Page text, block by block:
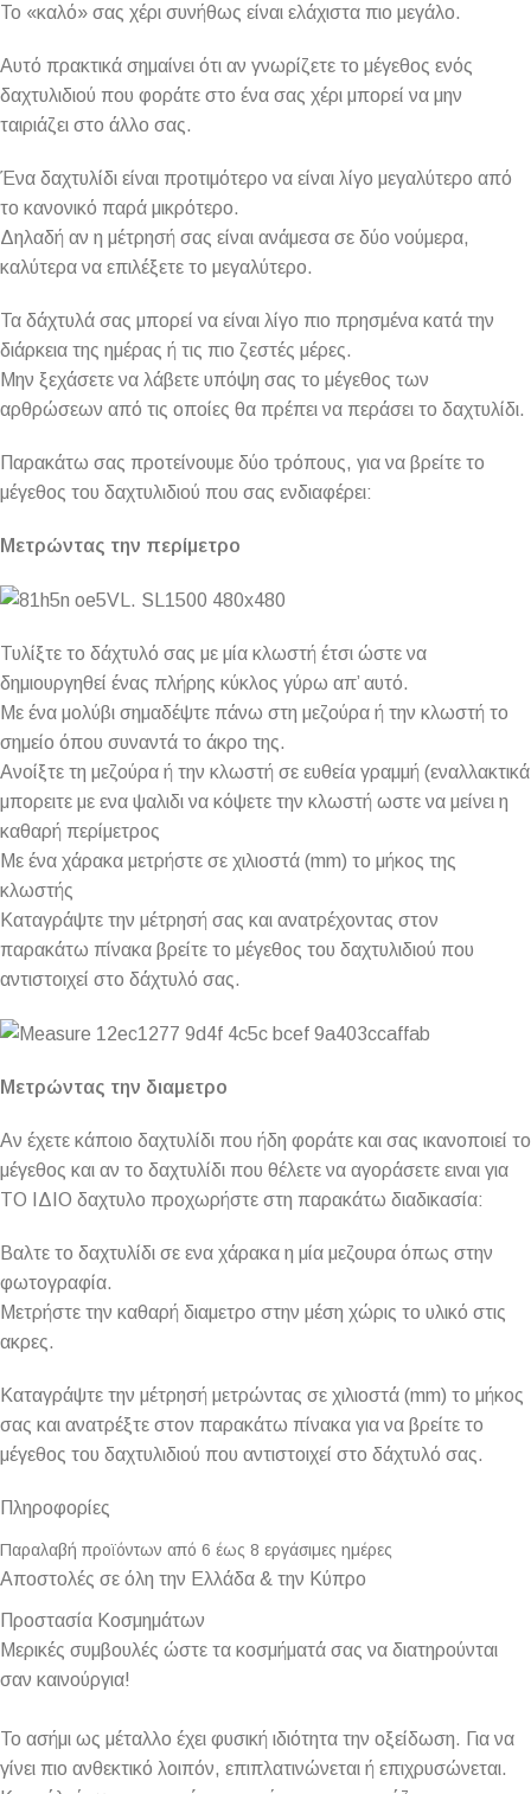
Το «καλό» σας χέρι συνήθως είναι ελάχιστα πιο μεγάλο.
Αυτό πρακτικά σημαίνει ότι αν γνωρίζετε το μέγεθος ενός
δαχτυλιδιού που φοράτε στο ένα σας χέρι μπορεί να μην
ταιριάζει στο άλλο σας.
Ένα δαχτυλίδι είναι προτιμότερο να είναι λίγο μεγαλύτερο από
το κανονικό παρά μικρότερο.
Δηλαδή αν η μέτρησή σας είναι ανάμεσα σε δύο νούμερα,
καλύτερα να επιλέξετε το μεγαλύτερο.
Τα δάχτυλά σας μπορεί να είναι λίγο πιο πρησμένα κατά την
διάρκεια της ημέρας ή τις πιο ζεστές μέρες.
Μην ξεχάσετε να λάβετε υπόψη σας το μέγεθος των
αρθρώσεων από τις οποίες θα πρέπει να περάσει το δαχτυλίδι.
Παρακάτω σας προτείνουμε δύο τρόπους, για να βρείτε το
μέγεθος του δαχτυλιδιού που σας ενδιαφέρει:
Μετρώντας την περίμετρο
Τυλίξτε το δάχτυλό σας με μία κλωστή έτσι ώστε να
δημιουργηθεί ένας πλήρης κύκλος γύρω απ’ αυτό.
Με ένα μολύβι σημαδέψτε πάνω στη μεζούρα ή την κλωστή το
σημείο όπου συναντά το άκρο της.
Ανοίξτε τη μεζούρα ή την κλωστή σε ευθεία γραμμή (εναλλακτικά
μπορειτε με ενα ψαλιδι να κόψετε την κλωστή ωστε να μείνει η
καθαρή περίμετρος
Με ένα χάρακα μετρήστε σε χιλιοστά (mm) το μήκος της
κλωστής
Καταγράψτε την μέτρησή σας και ανατρέχοντας στον
παρακάτω πίνακα βρείτε το μέγεθος του δαχτυλιδιού που
αντιστοιχεί στο δάχτυλό σας.
Μετρώντας την διαμετρο
Αν έχετε κάποιο δαχτυλίδι που ήδη φοράτε και σας ικανοποιεί το
μέγεθος και αν το δαχτυλίδι που θέλετε να αγοράσετε ειναι για
ΤΟ ΙΔΙΟ δαχτυλο προχωρήστε στη παρακάτω διαδικασία:
Βαλτε το δαχτυλίδι σε ενα χάρακα η μία μεζουρα όπως στην
φωτογραφία.
Μετρήστε την καθαρή διαμετρο στην μέση χώρις το υλικό στις
ακρες.
Καταγράψτε την μέτρησή μετρώντας σε χιλιοστά (mm) το μήκος
σας και ανατρέξτε στον παρακάτω πίνακα για να βρείτε το
μέγεθος του δαχτυλιδιού που αντιστοιχεί στο δάχτυλό σας.
Πληροφορίες
Παραλαβή προϊόντων από 6 έως 8 εργάσιμες ημέρες
Αποστολές σε όλη την Ελλάδα & την Κύπρο
Προστασία Κοσμημάτων
Μερικές συμβουλές ώστε τα κοσμήματά σας να διατηρούνται
σαν καινούργια!
Το ασήμι ως μέταλλο έχει φυσική ιδιότητα την οξείδωση. Για να
γίνει πιο ανθεκτικό λοιπόν, επιπλατινώνεται ή επιχρυσώνεται.